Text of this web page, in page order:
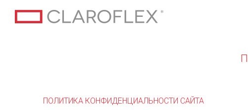
ПОЛИТИКА КОНФИДЕНЦИАЛЬНОСТИ САЙТА